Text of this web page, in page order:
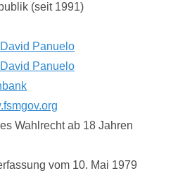
(seit 1991)
David Panuelo
David Panuelo
Wahlrecht ab 18 Jahren
vom 10. Mai 1979